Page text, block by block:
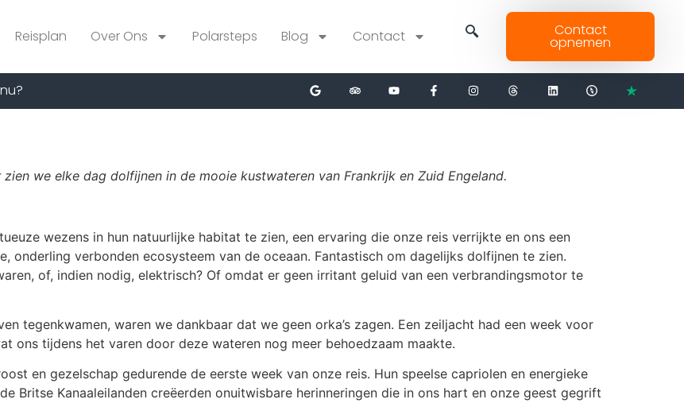
Reisplan Over Ons Polarsteps Blog Contact Contact
opnemen
we elke dag dolfijnen in de mooie kustwateren van Frankrijk en Zuid Engeland.
wezens in hun natuurlijke habitat te zien, een ervaring die onze reis verrijkte en ons een
onderling verbonden ecosysteem van de oceaan. Fantastisch om dagelijks dolfijnen te zien.
of, indien nodig, elektrisch? Of omdat er geen irritant geluid van een verbrandingsmotor te
tegenkwamen, waren we dankbaar dat we geen orka’s zagen. Een zeiljacht had een week voor
ons tijdens het varen door deze wateren nog meer behoedzaam maakte.
en gezelschap gedurende de eerste week van onze reis. Hun speelse capriolen en energieke
Britse Kanaaleilanden creëerden onuitwisbare herinneringen die in ons hart en onze geest gegrift